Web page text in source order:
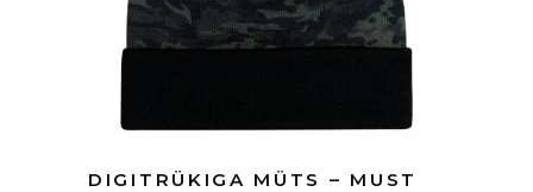
DIGITRÜKIGA MÜTS – MUST